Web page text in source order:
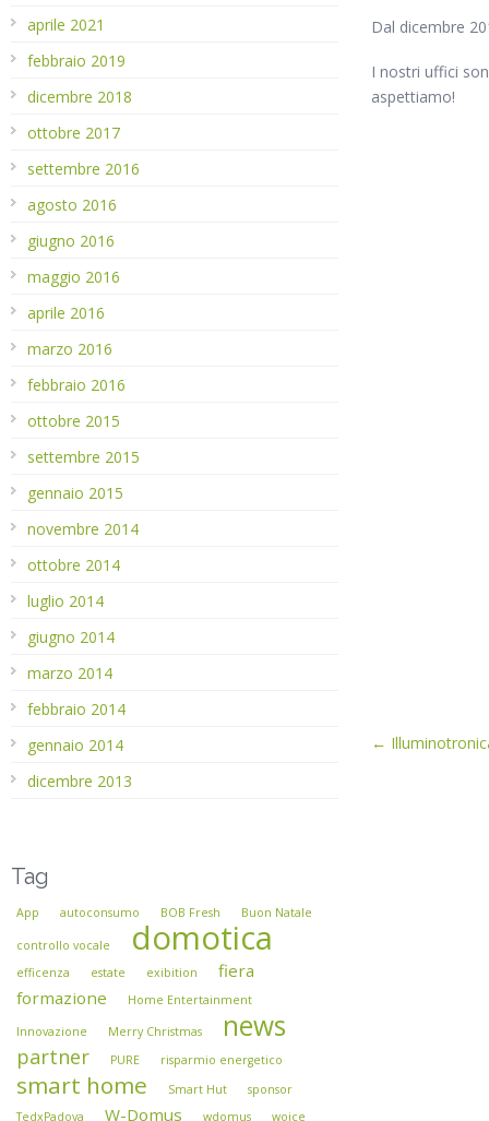
Dal dicembre
I nostri uffici
aspettiamo!
←
aprile 2021
febbraio 2019
dicembre 2018
ottobre 2017
settembre 2016
agosto 2016
giugno 2016
maggio 2016
aprile 2016
marzo 2016
febbraio 2016
ottobre 2015
settembre 2015
gennaio 2015
novembre 2014
ottobre 2014
luglio 2014
giugno 2014
marzo 2014
febbraio 2014
gennaio 2014
dicembre 2013
Tag
App autoconsumo BOB Fresh Buon Natale
controllo vocale domotica
efficenza estate exibition
fiera
formazione
Home Entertainment
Innovazione Merry Christmas news
partner PURE risparmio energetico
smart home Smart Hut
sponsor
TedxPadova
W-Domus wdomus woice